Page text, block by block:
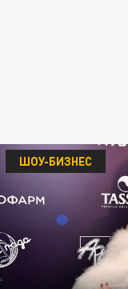
ШОУ-БИЗНЕС